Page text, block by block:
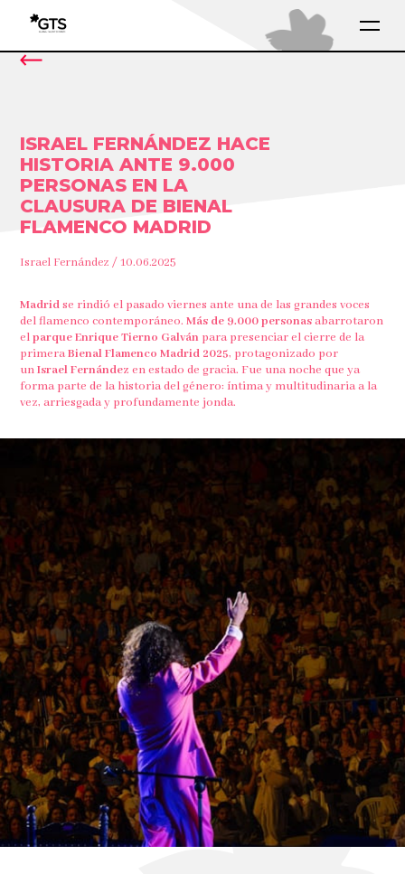
ISRAEL FERNÁNDEZ HACE
HISTORIA ANTE 9.000
PERSONAS EN LA
CLAUSURA DE BIENAL
FLAMENCO MADRID
Israel Fernández / 10.06.2025
Madridse rindió el pasado viernes ante una de las grandes voces
del flamenco contemporáneo.Más de 9.000 personasabarrotaron
elparque Enrique Tierno Galván para presenciar el cierre de la
primeraBienal Flamenco Madrid 2025, protagonizado por
unIsrael Fernández en estado de gracia. Fue una noche que ya
forma parte de la historia del género: íntima y multitudinaria a la
vez, arriesgada y profundamente jonda.